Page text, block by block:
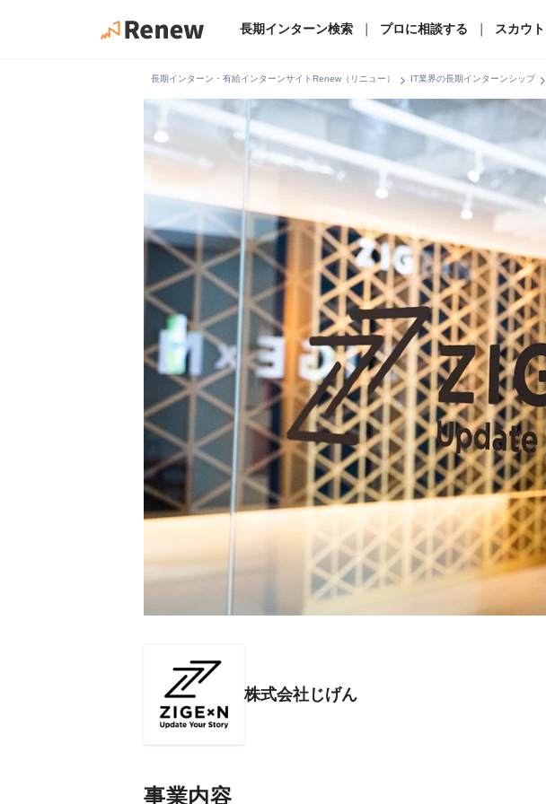
長期インターン検索 プロに相談する スカウト
長期インターン・有給インターンサイトRenew（リニュー） chevron_right IT業界の長期インターンシップchevron_right
株式会社じげん
事業内容